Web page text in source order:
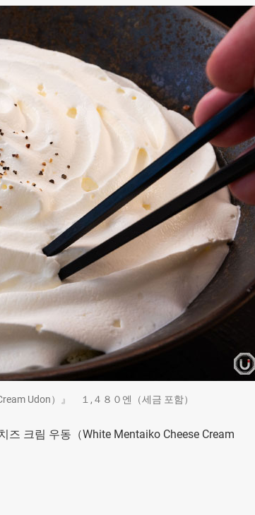
Udon）』 １,４８０엔（세금 포함）
크림 우동（White Mentaiko Cheese Cream